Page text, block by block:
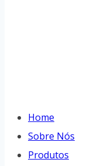
Home
Sobre Nós
Produtos